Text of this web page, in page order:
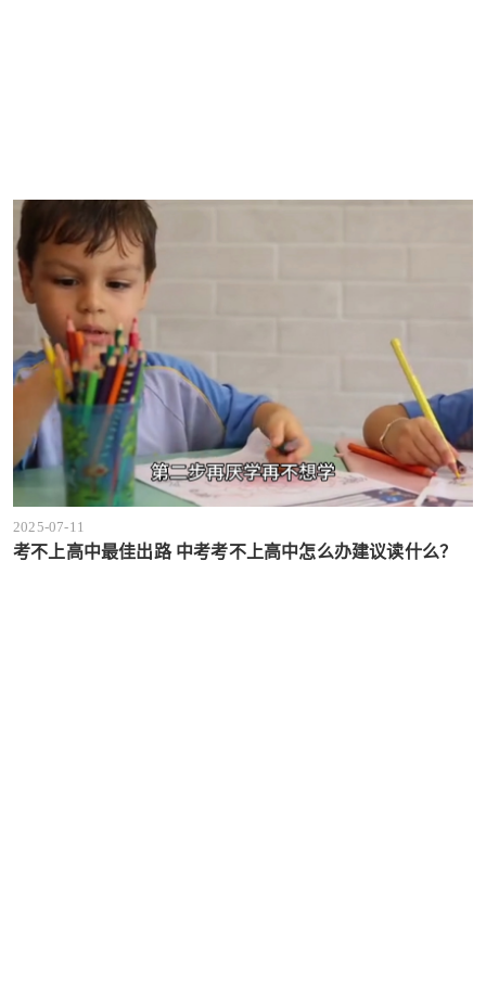
2025-07-11
考不上高中最佳出路 中考考不上高中怎么办建议读什么？